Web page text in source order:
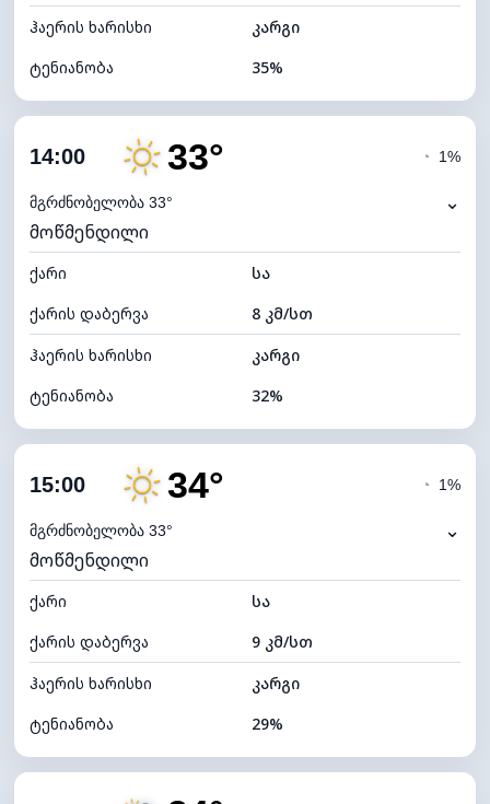
ჰაერის ხარისხი
კარგი
ტენიანობა
35%
ღრუბლიანობა
ნამის წერტილი
ხილვადობა
განათების ინდექსი 4 (მკრთალი)
ღრუბლის სიმაღლე 6320 მ
14:00 33°
მგრძნობელობა 33°
◔ 1%
⌄
მოწმენდილი
ქარი
სა
ქარის დაბერვა
8 კმ/სთ
ჰაერის ხარისხი
კარგი
ტენიანობა
32%
ღრუბლიანობა
ნამის წერტილი
ხილვადობა
განათების ინდექსი 7 (ნათელი)
ღრუბლის სიმაღლე 11200 მ
15:00 34°
მგრძნობელობა 33°
◔ 1%
⌄
მოწმენდილი
ქარი
სა
ქარის დაბერვა
9 კმ/სთ
ჰაერის ხარისხი
კარგი
ტენიანობა
29%